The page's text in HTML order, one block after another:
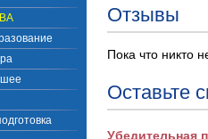
Отзывы
Пока что никто
Оставьте
Убедительная